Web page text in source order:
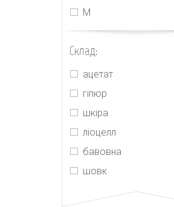
Jacquemus
Joslin
Orseund Iris
М
Склад:
ацетат
гіпюр
шкіра
ліоцелл
бавовна
шовк